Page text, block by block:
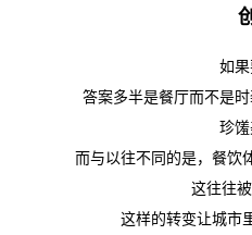
如
答案多半是餐厅而不是
珍
而与以往不同的是，餐饮
这往往
这样的转变让城市